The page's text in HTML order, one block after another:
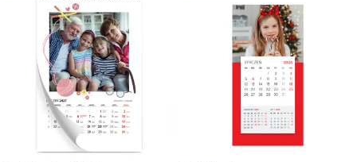
Dodatki i
opakowania
na Dzień
Chłopaka
na Dzień Kobiet
na walentynki
dla przyjaciółki
dla przyjaciela